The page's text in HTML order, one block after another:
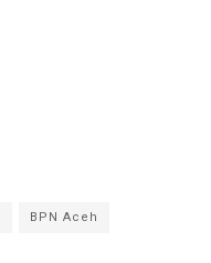
BPN Aceh